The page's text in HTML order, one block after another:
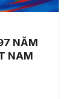
NĂM
NAM